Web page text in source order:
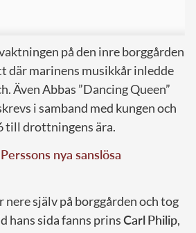
på den inre borggården
där marinens musikkår inledde
Även Abbas ”Dancing Queen”
i samband med kungen och
till drottningens ära.
nya sanslösa
nere själv på borggården och tog
hans sida fanns prinsCarlPhilip,